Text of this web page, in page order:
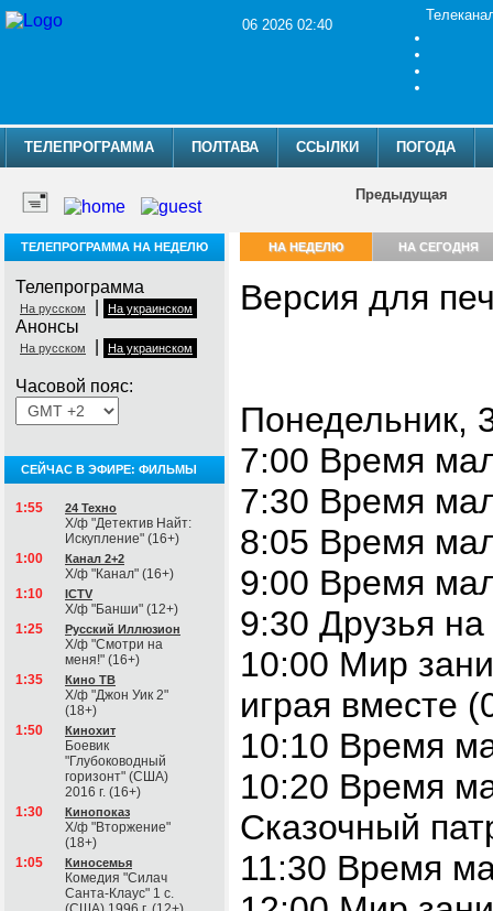
06 2026 02:40
ТЕЛЕПРОГРАММА ПОЛТАВА ССЫЛКИ ПОГОДА
Предыдущая
ТЕЛЕПРОГРАММА НА НЕДЕЛЮ
Телепрограмма
На русском На украинском
Анонсы
На русском На украинском
Часовой пояс:
СЕЙЧАС В ЭФИРЕ: ФИЛЬМЫ
1:55 24 Техно
Х/ф "Детектив Найт:
Искупление" (16+)
1:00
Канал 2+2
Х/ф "Канал" (16+)
1:10
ICTV
Х/ф "Банши" (12+)
1:25
Русский Иллюзион
Х/ф "Смотри на
меня!" (16+)
1:35
Кино ТВ
Х/ф "Джон Уик 2"
(18+)
1:50
Кинохит
Боевик
"Глубоководный
горизонт" (США)
2016 г. (16+)
1:30
Кинопоказ
Х/ф "Вторжение"
(18+)
1:05
Киносемья
Комедия "Силач
Санта-Клаус" 1 с.
НА НЕДЕЛЮ НА СЕГОДНЯ
Версия для
Понедельник,
7:00 Время
7:30 Время
8:05 Время
9:00 Время
9:30 Друзья
10:00 Мир
играя вместе
10:10 Время
10:20 Время
Сказочный
11:30 Время